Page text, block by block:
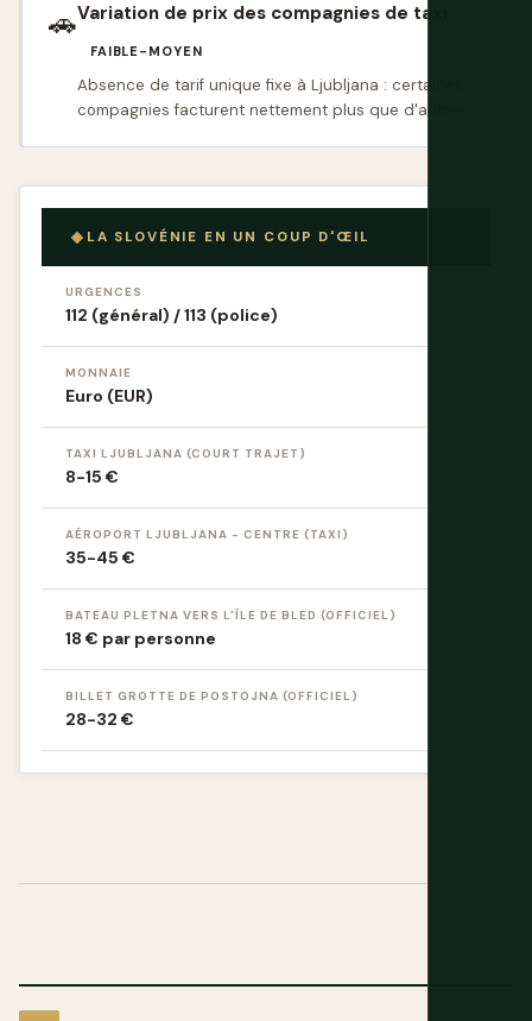
🚗Variation de prix des compagnies de taxi
FAIBLE-MOYEN
Absence de tarif unique fixe à Ljubljana : certaines
compagnies facturent nettement plus que d'autres.
LA SLOVÉNIE EN UN COUP D'ŒIL
URGENCES
112 (général) / 113 (police)
MONNAIE
Euro (EUR)
TAXI LJUBLJANA (COURT TRAJET)
8-15 €
AÉROPORT LJUBLJANA - CENTRE (TAXI)
35-45 €
BATEAU PLETNA VERS L'ÎLE DE BLED (OFFICIEL)
18 € par personne
BILLET GROTTE DE POSTOJNA (OFFICIEL)
28-32 €